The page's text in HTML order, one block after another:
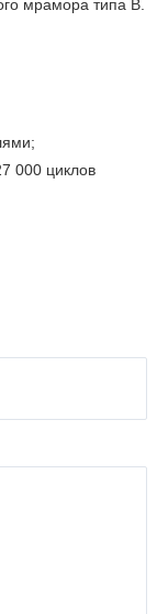
мрамора типа B.
000 циклов